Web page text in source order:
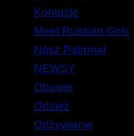
Kontuzje
Meet Russian Girls
Nasz Patronat
NEWSY
Obuwie
Odzież
Odżywianie